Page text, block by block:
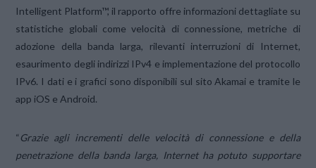
Intelligent Platform™, il rapporto offre informazioni dettagliate su
statistiche globali come velocità di connessione, metriche di
adozione della banda larga, rilevanti interruzioni di Internet,
esaurimento degli indirizzi IPv4 e implementazione del protocollo
IPv6. I dati e i grafici sono disponibili sul sito Akamai e tramite le
app iOS e Android.
“ Grazie agli incrementi delle velocità di connessione e della
penetrazione della banda larga, Internet ha potuto supportare